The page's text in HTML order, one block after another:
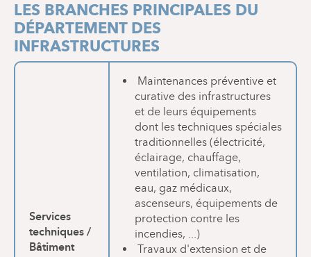
LES BRANCHES PRINCIPALES DU
DÉPARTEMENT DES
INFRASTRUCTURES
Services
techniques /
Bâtiment
Maintenances préventive et
curative des infrastructures
et de leurs équipements
dont les techniques spéciales
traditionnelles (électricité,
éclairage, chauffage,
ventilation, climatisation,
eau, gaz médicaux,
ascenseurs, équipements de
protection contre les
incendies, ...)
Travaux d'extension et de